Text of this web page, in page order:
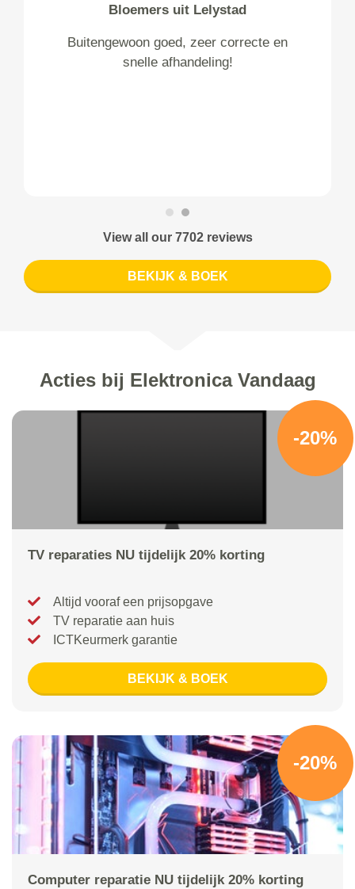
Bloemers uit Lelystad
Buitengewoon goed, zeer correcte en
snelle afhandeling!
View all our 7702 reviews
BEKIJK & BOEK
Acties bij Elektronica Vandaag
-20%
TV reparaties NU tijdelijk 20% korting
Altijd vooraf een prijsopgave
TV reparatie aan huis
ICTKeurmerk garantie
BEKIJK & BOEK
-20%
Computer reparatie NU tijdelijk 20% korting